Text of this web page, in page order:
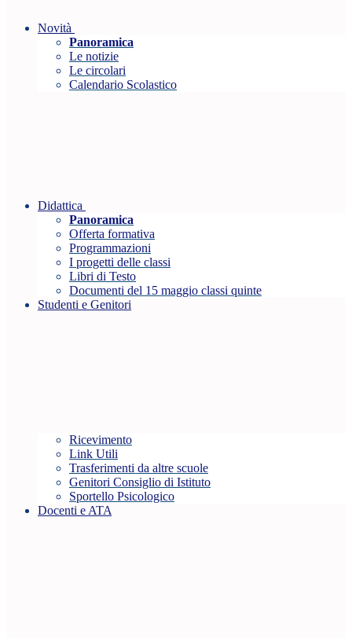
Novità
Panoramica
Le notizie
Le circolari
Calendario Scolastico
Didattica
Panoramica
Offerta formativa
Programmazioni
I progetti delle classi
Libri di Testo
Documenti del 15 maggio classi quinte
Studenti e Genitori
Ricevimento
Link Utili
Trasferimenti da altre scuole
Genitori Consiglio di Istituto
Sportello Psicologico
Docenti e ATA